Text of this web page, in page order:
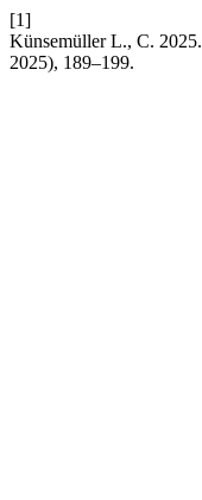
[1]
Künsemüller L., C. 2025.
2025), 189–199.